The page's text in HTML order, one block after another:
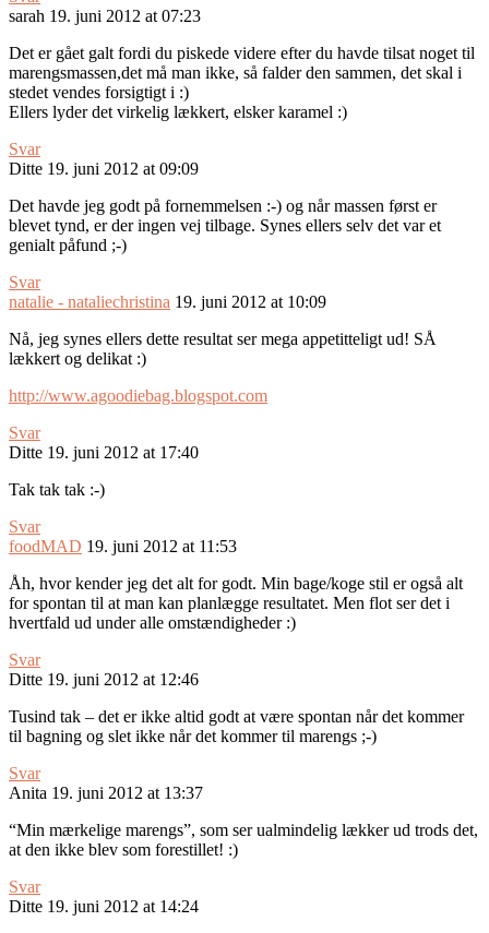
sarah 19. juni 2012 at 07:23
Det er gået galt fordi du piskede videre efter du havde tilsat noget til
marengsmassen,det må man ikke, så falder den sammen, det skal i
stedet vendes forsigtigt i :)
Ellers lyder det virkelig lækkert, elsker karamel :)
Svar
Ditte 19. juni 2012 at 09:09
Det havde jeg godt på fornemmelsen :-) og når massen først er
blevet tynd, er der ingen vej tilbage. Synes ellers selv det var et
genialt påfund ;-)
Svar
natalie - nataliechristina 19. juni 2012 at 10:09
Nå, jeg synes ellers dette resultat ser mega appetitteligt ud! SÅ
lækkert og delikat :)
http://www.agoodiebag.blogspot.com
Svar
Ditte 19. juni 2012 at 17:40
Tak tak tak :-)
Svar
foodMAD 19. juni 2012 at 11:53
Åh, hvor kender jeg det alt for godt. Min bage/koge stil er også alt
for spontan til at man kan planlægge resultatet. Men flot ser det i
hvertfald ud under alle omstændigheder :)
Svar
Ditte 19. juni 2012 at 12:46
Tusind tak – det er ikke altid godt at være spontan når det kommer
til bagning og slet ikke når det kommer til marengs ;-)
Svar
Anita 19. juni 2012 at 13:37
“Min mærkelige marengs”, som ser ualmindelig lækker ud trods det,
at den ikke blev som forestillet! :)
Svar
Ditte 19. juni 2012 at 14:24